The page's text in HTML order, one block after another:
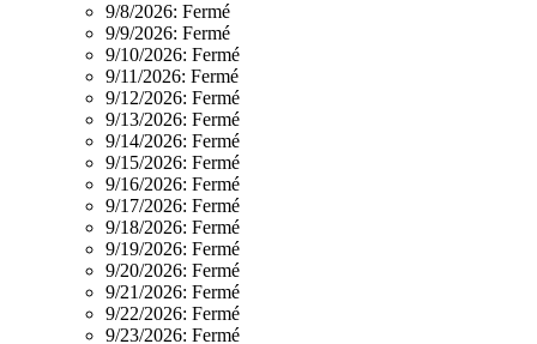
9/8/2026: Fermé
9/9/2026: Fermé
9/10/2026: Fermé
9/11/2026: Fermé
9/12/2026: Fermé
9/13/2026: Fermé
9/14/2026: Fermé
9/15/2026: Fermé
9/16/2026: Fermé
9/17/2026: Fermé
9/18/2026: Fermé
9/19/2026: Fermé
9/20/2026: Fermé
9/21/2026: Fermé
9/22/2026: Fermé
9/23/2026: Fermé